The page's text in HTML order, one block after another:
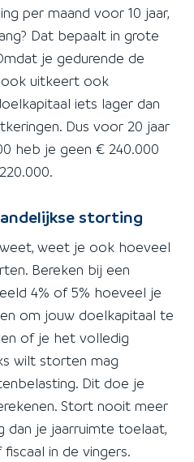
per maand voor 10 jaar,
Dat bepaalt in grote
je gedurende de
uitkeert ook
iets lager dan
Dus voor 20 jaar
heb je geen € 240.000
storting
weet je ook hoeveel
Bereken bij een
4% of 5% hoeveel je
om jouw doelkapitaal te
of je het volledig
wilt storten mag
Dit doe je
Stort nooit meer
dan je jaarruimte toelaat,
in de vingers.